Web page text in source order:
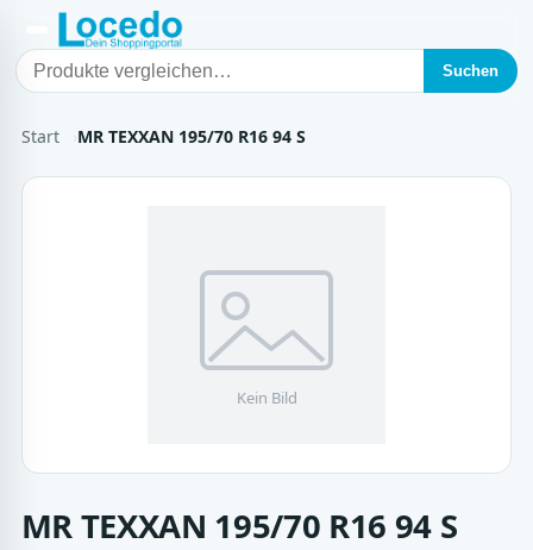
Suchen
Start MR TEXXAN 195/70 R16 94 S
MR TEXXAN 195/70 R16 94 S